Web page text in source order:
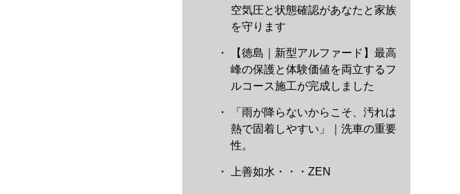
空気圧と状態確認があなたと家族
を守ります
・
【徳島｜新型アルファード】最高
峰の保護と体験価値を両立するフ
ルコース施工が完成しました
・
「雨が降らないからこそ、汚れは
熱で固着しやすい」｜洗車の重要
性。
・ 上善如水・・・ZEN